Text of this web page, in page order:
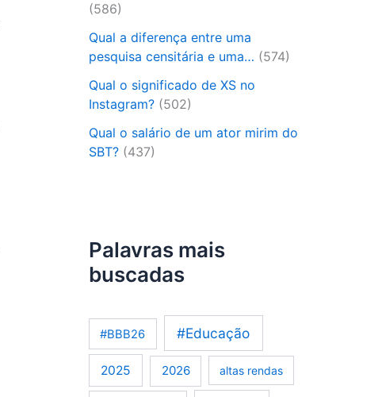
(586)
Qual a diferença entre uma
pesquisa censitária e uma… (574)
Qual o significado de XS no
Instagram? (502)
Qual o salário de um ator mirim do
SBT? (437)
Palavras mais
buscadas
#BBB26 #Educação
2025 2026 altas rendas